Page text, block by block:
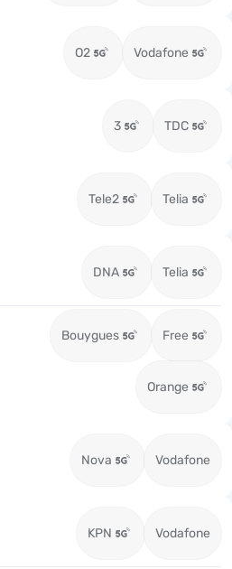
O2 Vodafone
3 TDC
Tele2 Telia
DNA Telia
Bouygues Free
Orange
Nova Vodafone
KPN Vodafone